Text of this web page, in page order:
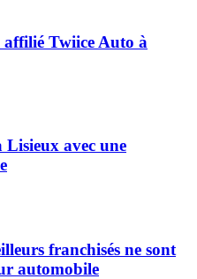
Twiice Auto à
Lisieux avec une
franchisés ne sont
automobile